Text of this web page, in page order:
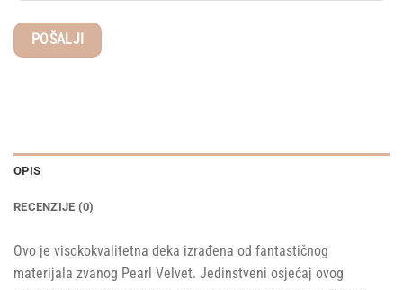
OPIS
RECENZIJE (0)
Ovo je visokokvalitetna deka izrađena od fantastičnog
materijala zvanog Pearl Velvet. Jedinstveni osjećaj ovog